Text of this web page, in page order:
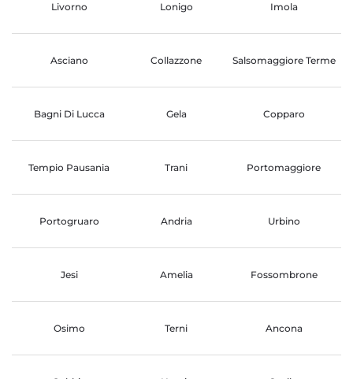
Livorno Lonigo Imola
Asciano Collazzone Salsomaggiore Terme
Bagni Di Lucca Gela Copparo
Tempio Pausania Trani Portomaggiore
Portogruaro Andria Urbino
Jesi Amelia Fossombrone
Osimo Terni Ancona